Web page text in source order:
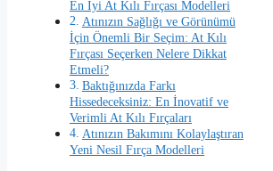
En İyi At Kılı Fırçası Modelleri
Atınızın Sağlığı ve Görünümü
İçin Önemli Bir Seçim: At Kılı
Fırçası Seçerken Nelere Dikkat
Etmeli?
Baktığınızda Farkı
Hissedeceksiniz: En İnovatif ve
Verimli At Kılı Fırçaları
Atınızın Bakımını Kolaylaştıran
Yeni Nesil Fırça Modelleri